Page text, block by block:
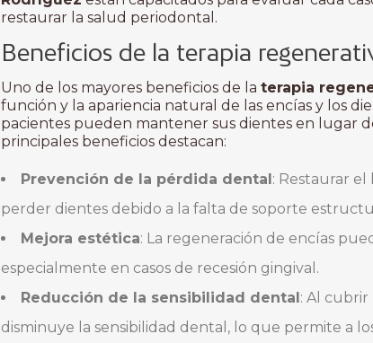
restaurar la salud periodontal.
Beneficios de la terapia
Uno de los mayores beneficios de la terapia
función y la apariencia natural de las encías y los
pacientes pueden mantener sus dientes en lugar
principales beneficios destacan:
Prevención de la pérdida dental: Restaurar
perder dientes debido a la falta de soporte
Mejora estética: La regeneración de encías
especialmente en casos de recesión gingival.
Reducción de la sensibilidad dental: Al cubrir
disminuye la sensibilidad dental, lo que permite a